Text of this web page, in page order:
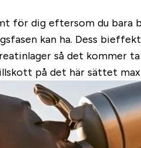
för dig eftersom du bara
kan ha. Dess
så det kommer
på det här sättet